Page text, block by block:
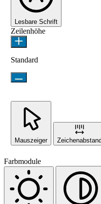
Lesbare Schrift
Zeilenhöhe
Standard
Mauszeiger
Farbmodule